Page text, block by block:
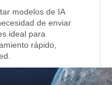
modelos de IA
de enviar
ideal para
rápido,